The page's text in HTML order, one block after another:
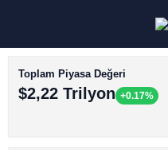
Toplam Piyasa Değeri
$2,22 Trilyon +0.17%